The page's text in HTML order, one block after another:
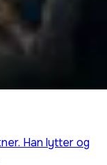
Han lytter og